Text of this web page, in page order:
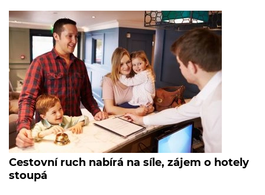
Cestovní ruch nabírá na síle, zájem o hotely
stoupá